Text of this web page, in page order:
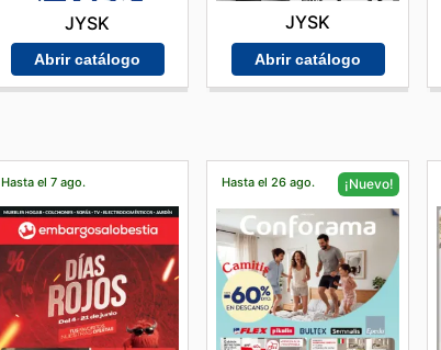
JYSK
Abrir catálogo
JYSK
Abrir catálogo
Hasta el 7 ago. Hasta el 26 ago. ¡Nuevo!